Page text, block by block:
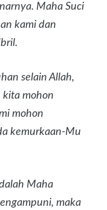
Maha Suci
kami dan
selain Allah,
kita mohon
mohon
kemurkaan-Mu
Maha
maka